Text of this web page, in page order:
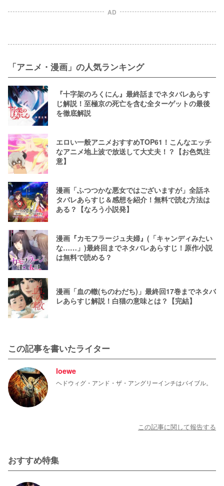
AD
「アニメ・漫画」の人気ランキング
『十字架のろくにん』最終話までネタバレあらす
じ解説！至極京の死亡を含む全ターゲットの最後
を徹底解説
エロい一般アニメおすすめTOP61！こんなエッチ
なアニメ地上波で放送して大丈夫！？【お色気注
意】
漫画「ふつつかな悪女ではございますが」全話ネ
タバレあらすじ＆感想を紹介！無料で読む方法は
ある？【なろう小説発】
漫画『カモフラージュ夫婦』(「キャンディみたい
な……」)最終回までネタバレあらすじ！原作小説
は無料で読める？
漫画「血の轍(ちのわだち)」最終回17巻までネタバ
レあらすじ解説！白猫の意味とは？【完結】
この記事を書いたライター
loewe
ヘドウィグ・アンド・ザ・アングリーインチはバイブル。
この記事に関して報告する
おすすめ特集